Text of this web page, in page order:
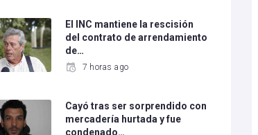
El INC mantiene la rescisión
del contrato de arrendamiento
de…
7 horas ago
Cayó tras ser sorprendido con
mercadería hurtada y fue
condenado…